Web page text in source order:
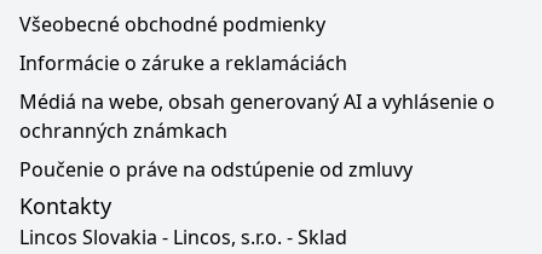
Všeobecné obchodné podmienky
Informácie o záruke a reklamáciách
Médiá na webe, obsah generovaný AI a vyhlásenie o
ochranných známkach
Poučenie o práve na odstúpenie od zmluvy
Kontakty
Lincos Slovakia - Lincos, s.r.o. - Sklad